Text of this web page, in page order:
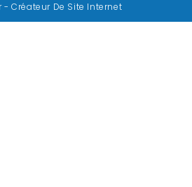
- Créateur De Site Internet